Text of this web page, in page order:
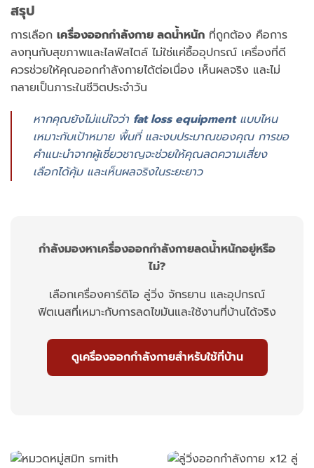
สรุป
การเลือก เครื่องออกกำลังกาย ลดน้ำหนัก ที่ถูกต้อง คือการ
ลงทุนกับสุขภาพและไลฟ์สไตล์ ไม่ใช่แค่ซื้ออุปกรณ์ เครื่องที่ดี
ควรช่วยให้คุณออกกำลังกายได้ต่อเนื่อง เห็นผลจริง และไม่
กลายเป็นภาระในชีวิตประจำวัน
หากคุณยังไม่แน่ใจว่า fat loss equipmentแบบไหน
เหมาะกับเป้าหมาย พื้นที่ และงบประมาณของคุณ การขอ
คำแนะนำจากผู้เชี่ยวชาญจะช่วยให้คุณลดความเสี่ยง
เลือกได้คุ้ม และเห็นผลจริงในระยะยาว
กำลังมองหาเครื่องออกกำลังกายลดน้ำหนักอยู่หรือ
ไม่?
เลือกเครื่องคาร์ดิโอ ลู่วิ่ง จักรยาน และอุปกรณ์
ฟิตเนสที่เหมาะกับการลดไขมันและใช้งานที่บ้านได้จริง
ดูเครื่องออกกำลังกายสำหรับใช้ที่บ้าน